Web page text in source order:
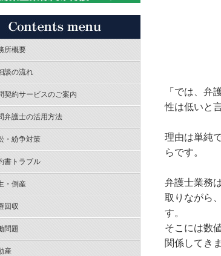
「では、弁
性は低いと
理由は単純
らです。
弁護士業務
取りながら
す。
そこには数
関係してき
所概要
談の流れ
契約サービスのご案内
弁護士の活用方法
・紛争対策
書トラブル
・倒産
回収
問題
産